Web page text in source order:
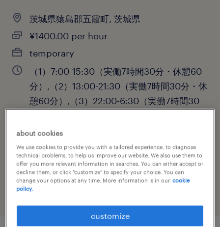
茨城県猿島郡五霞町, 茨城県
¥1400.00 per hour
temporary
（1）7:00-15:30（実働7時間30分・休憩60
分）,（2）13:00-21:30（実働7時間30分・休
憩60分）,（3）22:00-6:30（実働7時間30
job category
warehousing & distribution
about cookies
We use cookies to provide you with a tailored experience, to diagnose
technical problems, to help us improve our website. We also use them to
offer you more relevant information in searches. You can either accept or
decline them, or click "customize" to specify your choice. You can
change your options at any time. More information is in our cookie
policy.
customize